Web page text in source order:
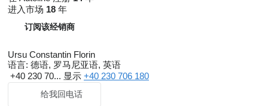
进入市场 18 年
订阅该经销商
Ursu Constantin Florin
语言: 德语, 罗马尼亚语, 英语
+40 230 70... 显示 +40 230 706 180
给我回电话